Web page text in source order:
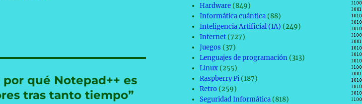
qué Notepad++ es
tras tanto tiempo”
Hardware(849)
Informática cuántica(88)
Inteligencia Artificial (IA) (249)
Internet(727)
Juegos (37)
Lenguajes de programación(313)
Linux(255)
Raspberry Pi(187)
Retro(259)
Seguridad Informática(818)